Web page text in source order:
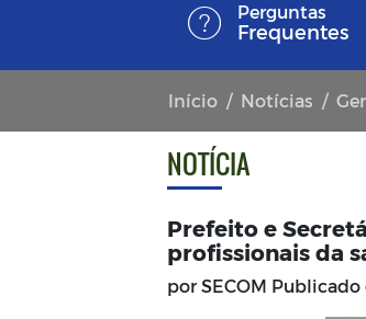
Perguntas
Frequentes
Início Notícias
NOTÍCIA
Prefeito e
profissionais da
por SECOM Publicado